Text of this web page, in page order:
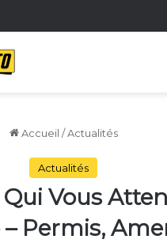
Accueil / Actualités
Actualités
Qui Vous
– Permis,